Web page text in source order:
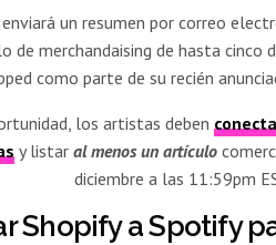
un resumen por correo
de merchandaising de hasta cinco
como parte de su recién
los artistas deben
y listar al menos un artículo
diciembre a las 11:59pm
Shopify a Spotify